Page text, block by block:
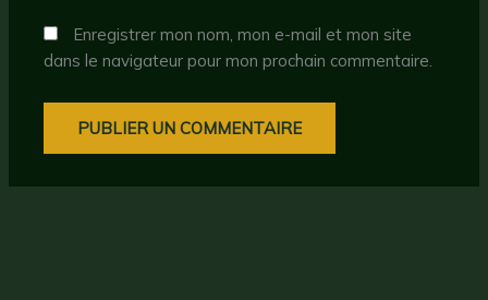
Enregistrer mon nom, mon e-mail et mon site
dans le navigateur pour mon prochain commentaire.